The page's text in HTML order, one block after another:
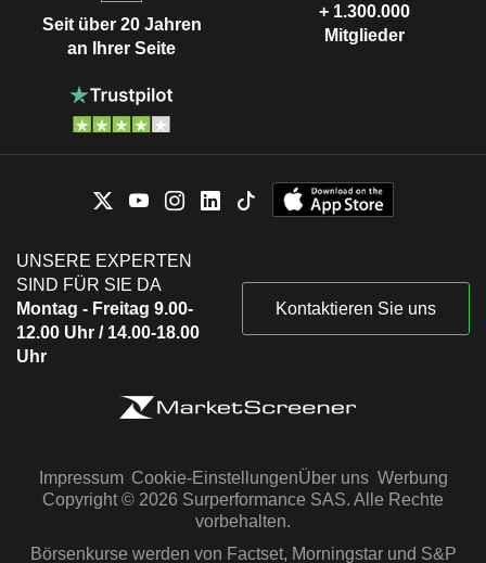
Seit über 20 Jahren
an Ihrer Seite
+ 1.300.000
Mitglieder
UNSERE EXPERTEN
SIND FÜR SIE DA
Montag - Freitag 9.00-
12.00 Uhr / 14.00-18.00
Uhr
Kontaktieren Sie uns
Impressum Cookie-EinstellungenÜber uns Werbung
Copyright © 2026 Surperformance SAS. Alle Rechte
vorbehalten.
Börsenkurse werden von Factset, Morningstar und S&P